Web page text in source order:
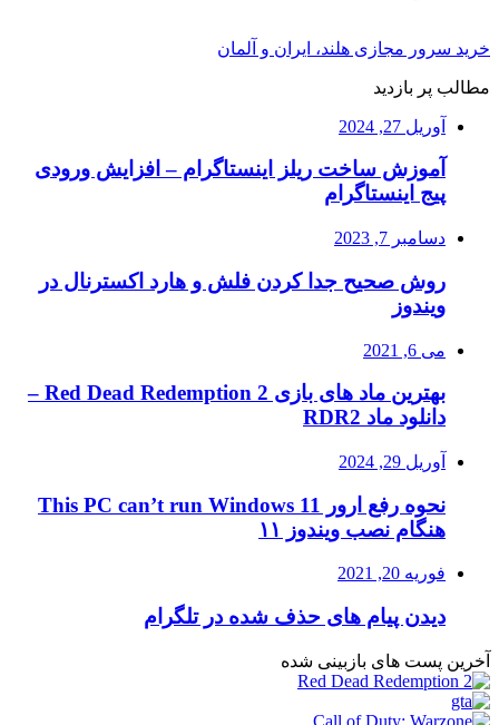
خرید سرور مجازی هلند، ایران و آلمان
مطالب پر بازدید
آوریل 27, 2024
آموزش ساخت ریلز اینستاگرام – افزایش ورودی
پیج اینستاگرام
دسامبر 7, 2023
روش صحیح جدا کردن فلش و هارد اکسترنال در
ویندوز
می 6, 2021
بهترین ماد های بازی Red Dead Redemption 2 –
دانلود ماد RDR2
آوریل 29, 2024
نحوه رفع ارور This PC can’t run Windows 11
هنگام نصب ویندوز ۱۱
فوریه 20, 2021
دیدن پیام های حذف شده در تلگرام
آخرین پست های بازبینی شده